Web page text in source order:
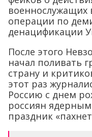
военнослужащих
операции по
денацификации
После этого
начал поливать
страну и
этот раз
Россию с днем
россиян
праздник